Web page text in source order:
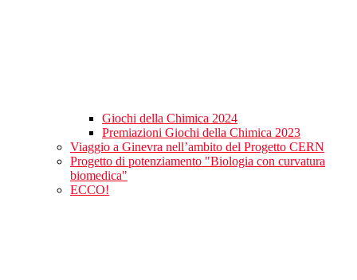
Giochi della Chimica 2024
Premiazioni Giochi della Chimica 2023
Viaggio a Ginevra nell’ambito del Progetto CERN
Progetto di potenziamento "Biologia con curvatura
biomedica"
ECCO!